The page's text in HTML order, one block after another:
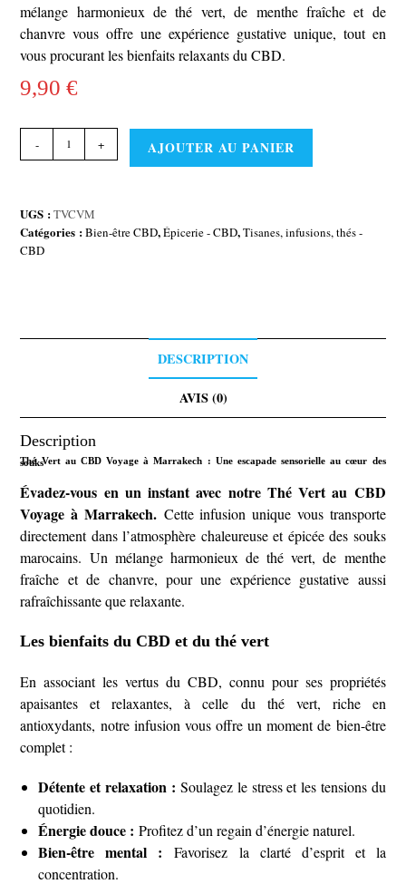
mélange harmonieux de thé vert, de menthe fraîche et de
chanvre vous offre une expérience gustative unique, tout en
vous procurant les bienfaits relaxants du CBD.
9,90€
de
AU
CBD
VOYAGE
- + AJOUTER AU PANIER
UGS :TVCVM
Catégories :Bien-être CBD,Épicerie - CBD,Tisanes, infusions, thés -
CBD
DESCRIPTION
AVIS (0)
Description
Thé Vert au CBD Voyage à Marrakech : Une escapade sensorielle au cœur des souks
Évadez-vous en un instant avec notre Thé Vert au CBD
Voyage à Marrakech. Cette infusion unique vous transporte
directement dans l’atmosphère chaleureuse et épicée des souks
marocains. Un mélange harmonieux de thé vert, de menthe
fraîche et de chanvre, pour une expérience gustative aussi
rafraîchissante que relaxante.
Les bienfaits du CBD et du thé vert
En associant les vertus du CBD, connu pour ses propriétés
apaisantes et relaxantes, à celle du thé vert, riche en
antioxydants, notre infusion vous offre un moment de bien-être
complet :
Détente et relaxation :Soulagez le stress et les tensions du
quotidien.
Énergie douce :Profitez d’un regain d’énergie naturel.
Bien-être mental :Favorisez la clarté d’esprit et la
concentration.